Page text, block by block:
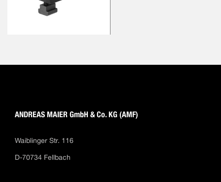
ANDREAS MAIER GmbH & Co. KG (AMF)
Waiblinger Str. 116
D-70734 Fellbach